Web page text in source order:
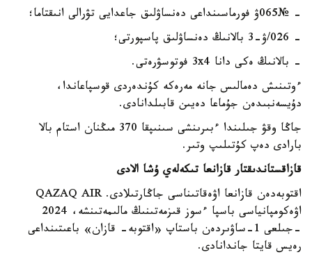
- №065ۋ فورماسىنداعى دەنساۋلىق جاعدايى تۋرالى انىقتاما؛
- 026/ۋ-3 بالانىڭ دەنساۋلىق پاسپورتى؛
- بالانىڭ ەكى دانا 3x4 فوتوسۋرەتى.
ءوتىنىش دەمالىس جانە مەرەكە كۇندەردى قوسپاعاندا،
دۇيسەنبىدەن جۇماعا دەيىن قابىلدانادى.
جاڭا وقۋ جىلىندا ءبىرىنشى سىنىپقا 370 مىڭنان استام بالا
بارادى دەپ كۇتىلىپ وتىر.
قازاقستاندىقتار قازانعا تىكەلەي ۇشا الادى
اقتوبەدەن قازانعا اۋەقاتىناسى جاڭارتىلادى. QAZAQ AIR
اۋەكومپانياسى باسپا ءسوز قىزمەتىنىڭ مالىمەتىنشە، 2024
-جىلعى 1-ساۋىردەن باستاپ «اقتوبە- قازان» باعىتىنداعى
رەيس قايتا جاندانادى.